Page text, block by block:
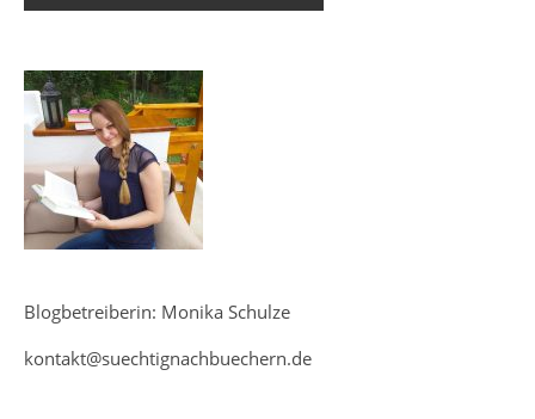
Blogbetreiberin: Monika Schulze
kontakt@suechtignachbuechern.de